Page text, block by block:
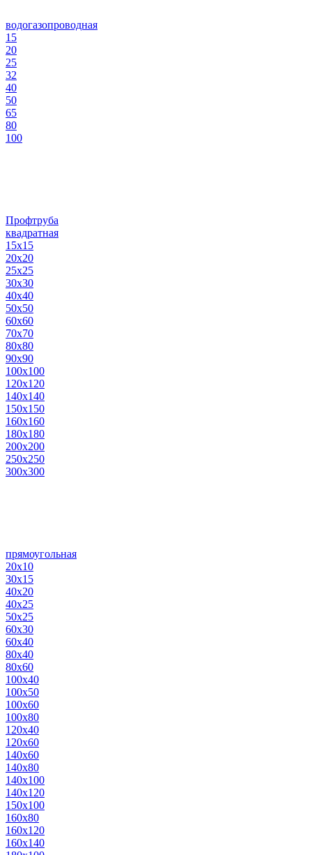
водогазопроводная
15
20
25
32
40
50
65
80
100
Профтруба
квадратная
15х15
20х20
25х25
30х30
40х40
50х50
60х60
70х70
80х80
90х90
100х100
120х120
140х140
150х150
160х160
180х180
200х200
250х250
300х300
прямоугольная
20х10
30х15
40х20
40х25
50х25
60х30
60х40
80х40
80х60
100х40
100х50
100х60
100х80
120х40
120х60
140х60
140х80
140х100
140х120
150х100
160х80
160х120
160х140